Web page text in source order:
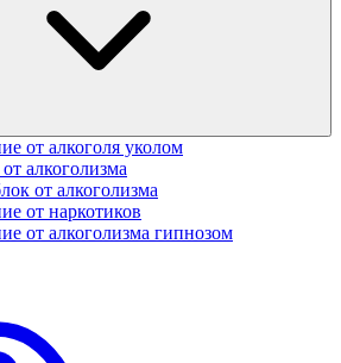
от алкоголя уколом
алкоголизма
от алкоголизма
от наркотиков
от алкоголизма гипнозом